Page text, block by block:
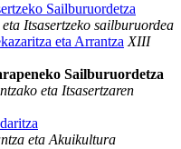
Sailburuordetza
Itsasertzeko sailburuordea
eta Arrantza XIII
Sailburuordetza
eta Itsasertzaren
eta Akuikultura